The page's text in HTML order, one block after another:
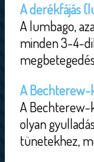
A derékfájás
A lumbago,
minden 3-4-
A Bechterew-
A Bechterew-
olyan
tünetekhez,